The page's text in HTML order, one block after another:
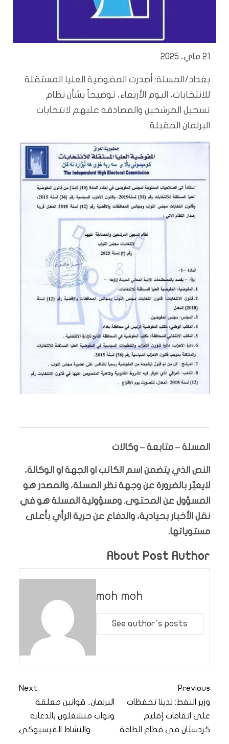
21 ماي، 2025
بغداد/المسلة: أصدرت المفوضية العليا المستقلة
للانتخابات، اليوم الأربعاء، توضيحاً بشأن نظام
تسجيل المرشحين والمصادقة عليهم لانتخابات
البرلمان المقبلة.
المسلة – متابعة – وكالات
النص الذي يتضمن اسم الكاتب او الجهة او الوكالة،
لايعبّر بالضرورة عن وجهة نظر المسلة، والمصدر هو
المسؤول عن المحتوى. ومسؤولية المسلة هو في
نقل الأخبار بحيادية، والدفاع عن حرية الرأي بأعلى
مستوياتها.
About Post Author
moh moh
See author's posts
Previous
وزير النفط: لدينا تحفظات
على اتفاقات إقليم
كردستان في قطاع الطاقة
Next
البرلمان.. قوانين معلقة
ونواب منشغلون بالدعاية
والنشاط الفيسبوكي